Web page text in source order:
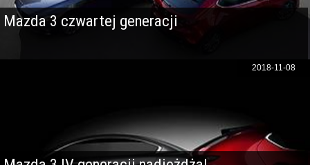
Mazda 3 czwartej generacji
2018-11-08